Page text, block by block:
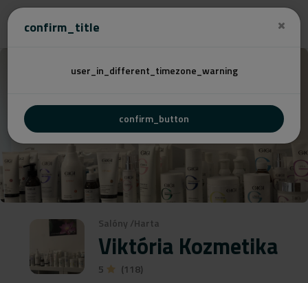
confirm_title
user_in_different_timezone_warning
confirm_button
Salóny /Harta
Viktória Kozmetika
5 (118)